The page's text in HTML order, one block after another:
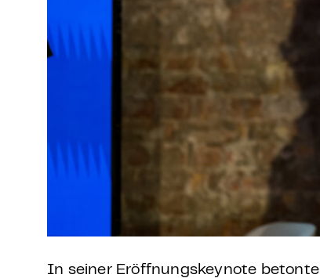
In seiner Eröffnungskeynote betonte